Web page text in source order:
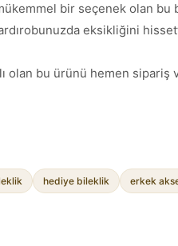
bir seçenek olan bu
eksikliğini
olan bu ürünü hemen
hediye bileklik erkek